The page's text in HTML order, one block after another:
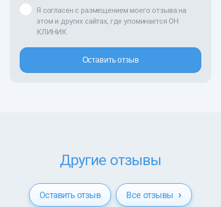
Я согласен с размещением моего отзыва на
этом и других сайтах, где упоминается ОН
КЛИНИК
Оставить отзыв
Другие отзывы
Оставить отзыв Все отзывы